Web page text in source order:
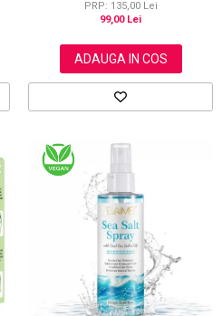
PRP: 135,00 Lei
99,00 Lei
ADAUGA IN COS